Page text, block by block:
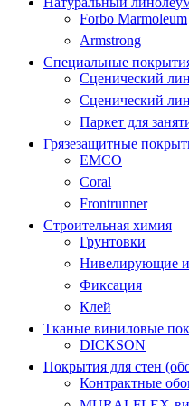
Forbo Marmoleum
Armstrong
Специальные
Сценический
Сценический
Паркет для
Грязезащитные
EMCO
Coral
Frontrunner
Строительная химия
Грунтовки
Нивелирующие
Фиксация
Клей
Тканые виниловые
DICKSON
Покрытия для стен
Контрактные